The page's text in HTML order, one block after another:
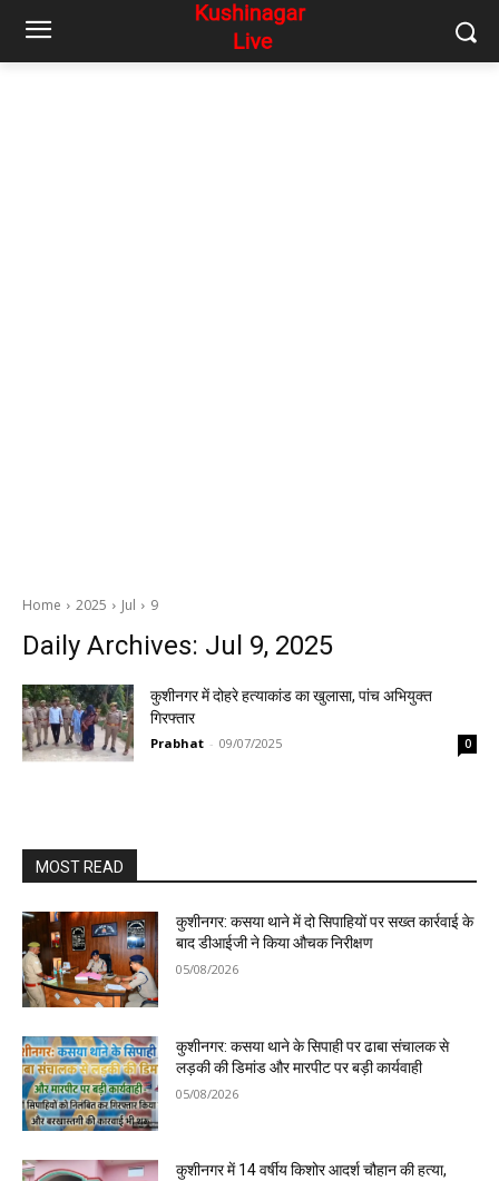
Home 2025 Jul 9
Daily Archives: Jul 9, 2025
कुशीनगर में दोहरे हत्याकांड का खुलासा, पांच अभियुक्त
गिरफ्तार
Prabhat - 09/07/2025 0
MOST READ
कुशीनगर: कसया थाने में दो सिपाहियों पर सख्त कार्रवाई के
बाद डीआईजी ने किया औचक निरीक्षण
05/08/2026
कुशीनगर: कसया थाने के सिपाही पर ढाबा संचालक से
लड़की की डिमांड और मारपीट पर बड़ी कार्यवाही
05/08/2026
कुशीनगर में 14 वर्षीय किशोर आदर्श चौहान की हत्या,